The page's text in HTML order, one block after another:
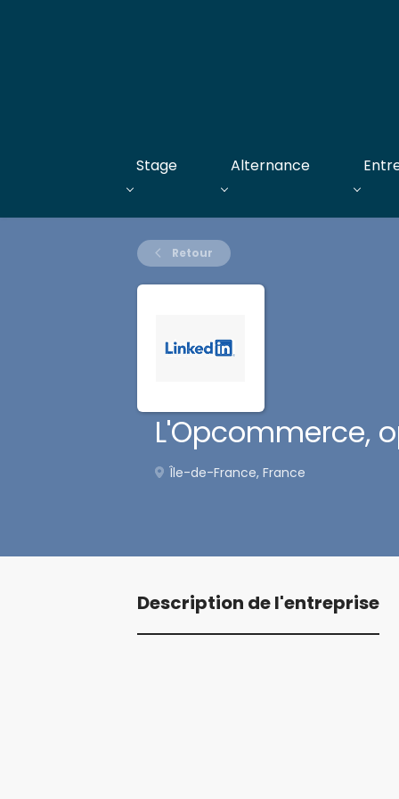
Stage Alternance
Retour
L'Opcommerce,
Île-de-France, France
Description de l'entreprise